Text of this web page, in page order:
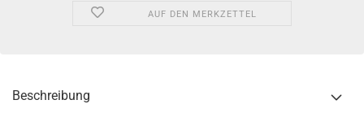
AUF DEN MERKZETTEL
Beschreibung